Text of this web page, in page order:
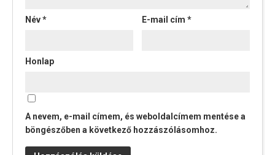
Név* E-mail cím*
Honlap
A nevem, e-mail címem, és weboldalcímem mentése a
böngészőben a következő hozzászólásomhoz.